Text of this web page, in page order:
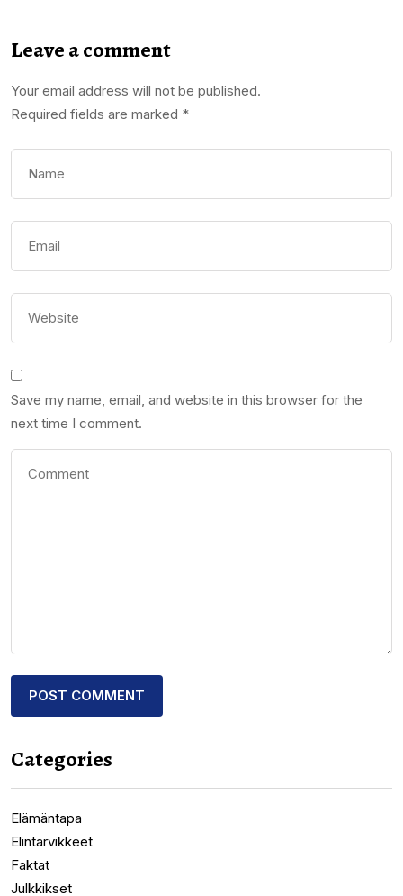
Leave a comment
Your email address will not be published.
Required fields are marked *
Save my name, email, and website in this browser for the
next time I comment.
Categories
Elämäntapa
Elintarvikkeet
Faktat
Julkkikset